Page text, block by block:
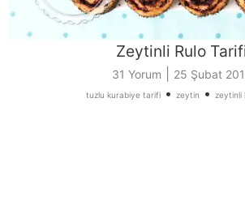
Zeytinli Rulo
31 Yorum 25 Şubat
tuzlu kurabiye tarifi • zeytin • zeytinli